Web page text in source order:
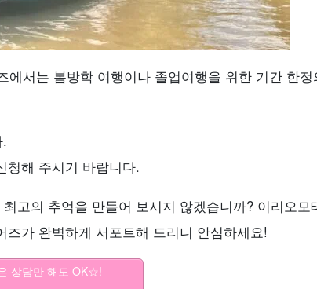
서는 봄방학 여행이나 졸업여행을 위한 기간 한정
청해 주시기 바랍니다.
고의 추억을 만들어 보시지 않겠습니까? 이리오모
가 완벽하게 서포트해 드리니 안심하세요!
상담만 해도 OK☆!